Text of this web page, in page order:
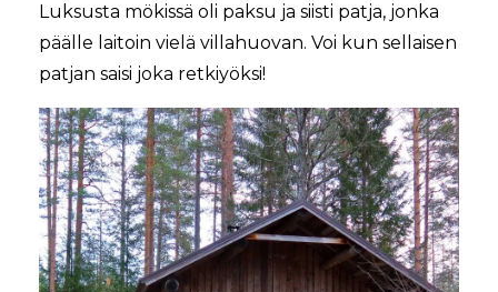
Luksusta mökissä oli paksu ja siisti patja, jonka
päälle laitoin vielä villahuovan. Voi kun sellaisen
patjan saisi joka retkiyöksi!